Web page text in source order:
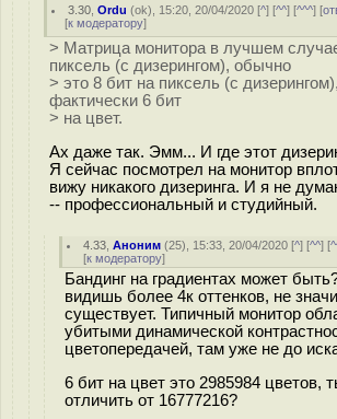
3.30 ,Ordu (ok), 15:20, 20/04/2020 [^] [^^] [^^^] [
[к модератору]
> Матрица монитора в лучшем
пиксель (с дизерингом), обычно
> это 8 бит на пиксель (с
фактически 6 бит
> на цвет.
Ах даже так. Эмм... И где этот
Я сейчас посмотрел на монитор
вижу никакого дизеринга. И я не
-- профессиональный и студийный.
4.33 ,Аноним (25), 15:33, 20/04/2020 [^] [^^] [
[к модератору]
Бандинг на градиентах может
видишь более 4к оттенков, не
существует. Типичный монитор
убитыми динамической
цветопередачей, там уже не до
6 бит на цвет это 2985984 цветов,
отличить от 16777216?